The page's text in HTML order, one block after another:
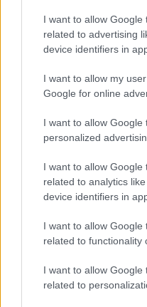
I want to allow Google
related to advertising
device identifiers in
I want to allow my
Google for online
I want to allow Google
personalized
I want to allow Google
related to analytics
device identifiers in
I want to allow Google
related to functionality
I want to allow Google
related to
Τηλεόραση| 30.01.2025
Οι λαμπερές
Παπαρίζου και